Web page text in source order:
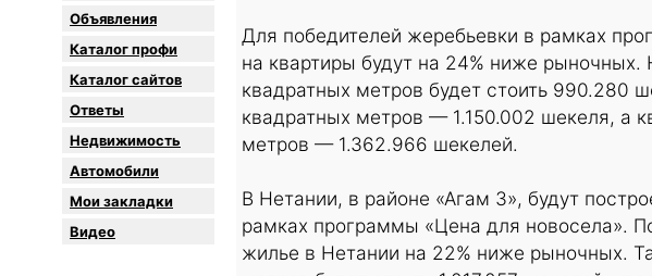
Объявления
Каталог профи
Каталог сайтов
Oтветы
Недвижимость
Автомобили
Мои закладки
Видео
Для победителей жеребьевки в рамках
на квартиры будут на 24% ниже
квадратных метров будет стоить 990.280
квадратных метров — 1.150.002 шекеля, а
метров — 1.362.966 шекелей.
В Нетании, в районе «Агам 3», будут
рамках программы «Цена для новосела».
жилье в Нетании на 22% ниже рыночных.